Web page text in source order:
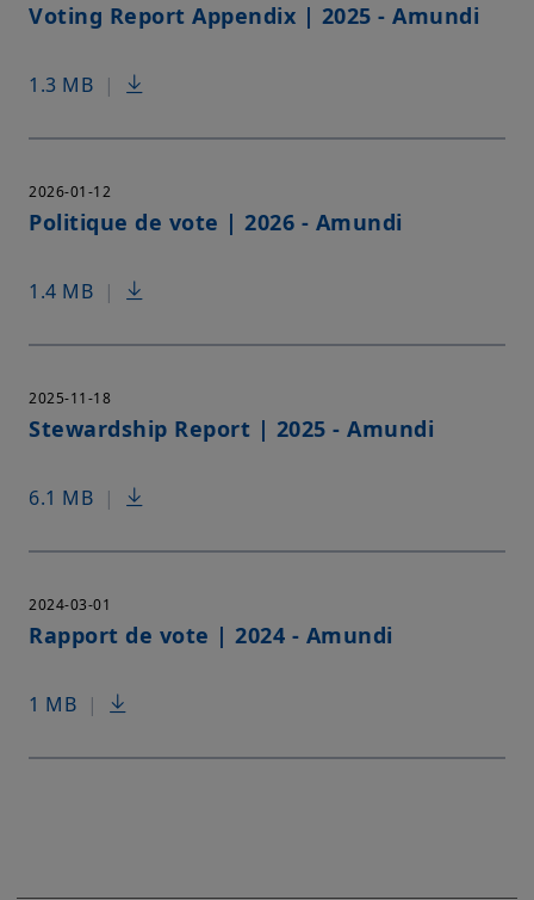
Voting Report Appendix | 2025 - Amundi
1.3 MB |
2026-01-12
Politique de vote | 2026 - Amundi
1.4 MB |
2025-11-18
Stewardship Report | 2025 - Amundi
6.1 MB |
2024-03-01
Rapport de vote | 2024 - Amundi
1 MB |